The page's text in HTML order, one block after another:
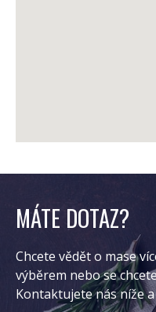
MÁTE DOTAZ?
Chcete vědět o mase
výběrem nebo se
Kontaktujete nás níže